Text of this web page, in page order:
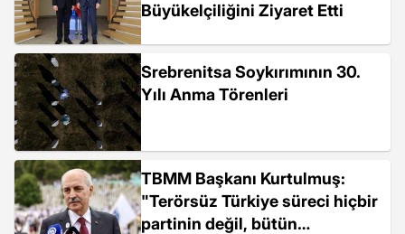
Büyükelçiliğini Ziyaret Etti
Srebrenitsa Soykırımının 30.
Yılı Anma Törenleri
TBMM Başkanı Kurtulmuş:
"Terörsüz Türkiye süreci hiçbir
partinin değil, bütün